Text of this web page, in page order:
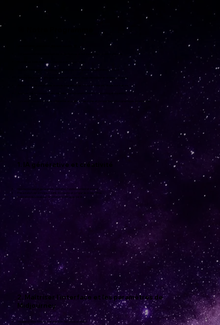
1. IA générative et créativité
Introduction aux IA génératives : définition, fonctionnement et impact
Présentation des principaux outils du marché et comparaison des offres
Exploration du processus de génération d’images par IA
2. Maîtriser l’interface et les paramètres de
Midjourney
Navigation dans l’interface et utilisation des espaces dédiés
🎯 Notre Programme
Comprendre le fonctionnement des IA génératives et leur impact sur la création d’images.
Maîtriser l’interface et les réglages de Midjourney pour optimiser la génération d’images.
Élaborer des prompts efficaces en utilisant une terminologie descriptive et technique adaptée.
Expérimenter les paramètres avancés pour affiner les rendus et créer des visuels sur mesure.
Appliquer des techniques avancées telles que le prompting itératif, l’outpainting et l’inpainting.
Concevoir une série d’images cohérentes en exploitant les styles et compositions photographiques ou artistiques.